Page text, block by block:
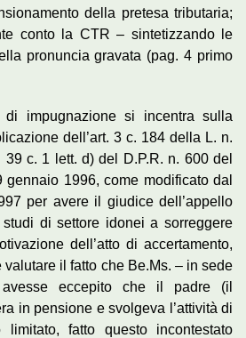
della pretesa tributaria;
conto la CTR – sintetizzando le
pronuncia gravata (pag. 4 primo
impugnazione si incentra sulla
dell’art. 3 c. 184 della L. n.
39 c. 1 lett. d) del D.P.R. n. 600 del
gennaio 1996, come modificato dal
per avere il giudice dell’appello
di settore idonei a sorreggere
dell’atto di accertamento,
il fatto che Be.Ms. – in sede
eccepito che il padre (il
in pensione e svolgeva l’attività di
limitato, fatto questo incontestato